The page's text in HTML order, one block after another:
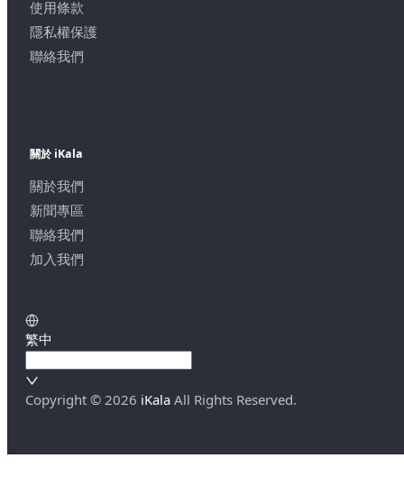
使用條款
隱私權保護
聯絡我們
關於 iKala
關於我們
新聞專區
聯絡我們
加入我們
繁中
Copyright © 2026 iKala All Rights Reserved.